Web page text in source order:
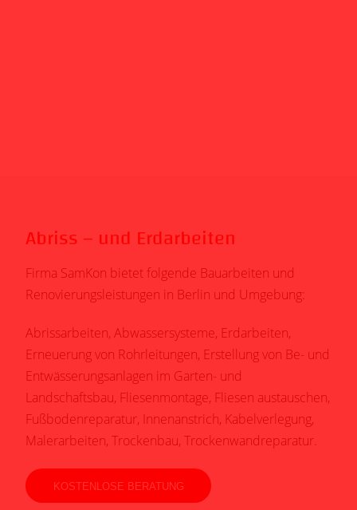
Abriss – und Erdarbeiten
Firma SamKon bietet folgende Bauarbeiten und
Renovierungsleistungen in Berlin und Umgebung:
Abrissarbeiten, Abwassersysteme, Erdarbeiten,
Erneuerung von Rohrleitungen, Erstellung von Be- und
Entwässerungsanlagen im Garten- und
Landschaftsbau, Fliesenmontage, Fliesen austauschen,
Fußbodenreparatur, Innenanstrich, Kabelverlegung,
Malerarbeiten, Trockenbau, Trockenwandreparatur.
KOSTENLOSE BERATUNG